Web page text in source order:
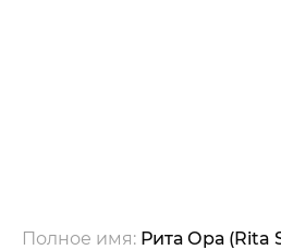
Полное имя: Рита Ора (Rita